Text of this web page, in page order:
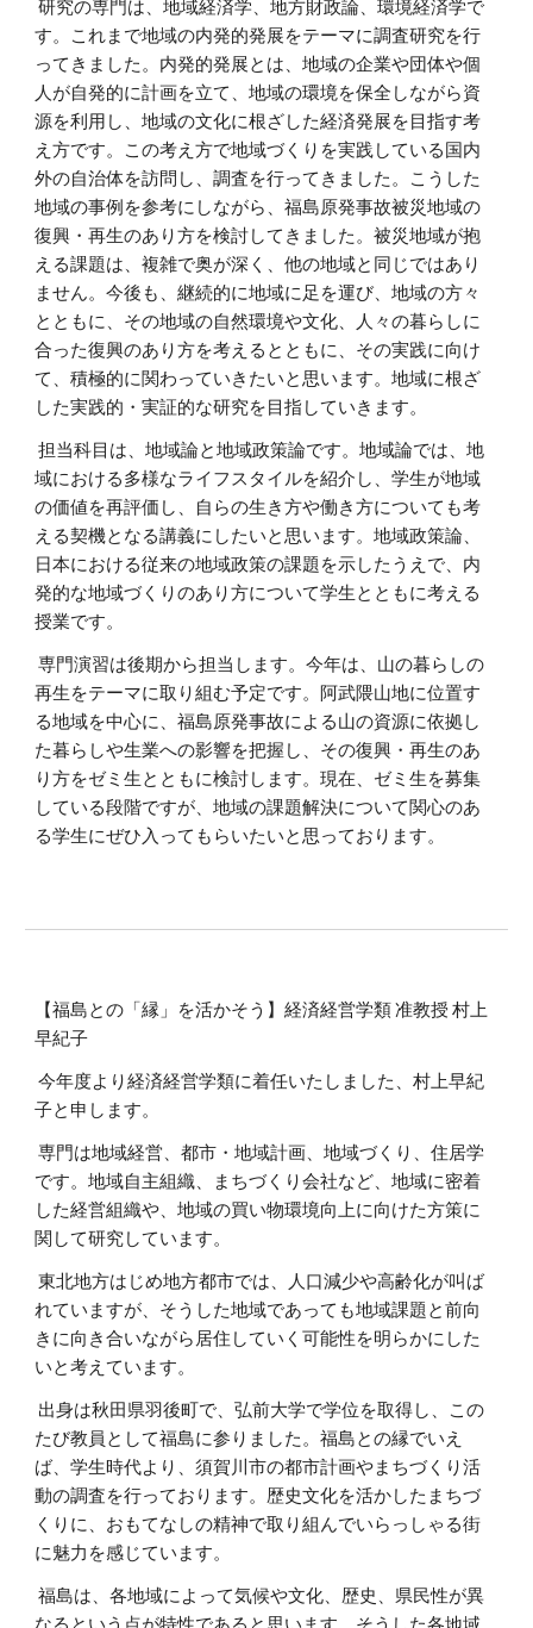
研究の専門は、地域経済学、地方財政論、環境経済学で
す。これまで地域の内発的発展をテーマに調査研究を行
ってきました。内発的発展とは、地域の企業や団体や個
人が自発的に計画を立て、地域の環境を保全しながら資
源を利用し、地域の文化に根ざした経済発展を目指す考
え方です。この考え方で地域づくりを実践している国内
外の自治体を訪問し、調査を行ってきました。こうした
地域の事例を参考にしながら、福島原発事故被災地域の
復興・再生のあり方を検討してきました。被災地域が抱
える課題は、複雑で奥が深く、他の地域と同じではあり
ません。今後も、継続的に地域に足を運び、地域の方々
とともに、その地域の自然環境や文化、人々の暮らしに
合った復興のあり方を考えるとともに、その実践に向け
て、積極的に関わっていきたいと思います。地域に根ざ
した実践的・実証的な研究を目指していきます。
担当科目は、地域論と地域政策論です。地域論では、地
域における多様なライフスタイルを紹介し、学生が地域
の価値を再評価し、自らの生き方や働き方についても考
える契機となる講義にしたいと思います。地域政策論、
日本における従来の地域政策の課題を示したうえで、内
発的な地域づくりのあり方について学生とともに考える
授業です。
専門演習は後期から担当します。今年は、山の暮らしの
再生をテーマに取り組む予定です。阿武隈山地に位置す
る地域を中心に、福島原発事故による山の資源に依拠し
た暮らしや生業への影響を把握し、その復興・再生のあ
り方をゼミ生とともに検討します。現在、ゼミ生を募集
している段階ですが、地域の課題解決について関心のあ
る学生にぜひ入ってもらいたいと思っております。
【福島との「縁」を活かそう】経済経営学類 准教授 村上
早紀子
今年度より経済経営学類に着任いたしました、村上早紀
子と申します。
専門は地域経営、都市・地域計画、地域づくり、住居学
です。地域自主組織、まちづくり会社など、地域に密着
した経営組織や、地域の買い物環境向上に向けた方策に
関して研究しています。
東北地方はじめ地方都市では、人口減少や高齢化が叫ば
れていますが、そうした地域であっても地域課題と前向
きに向き合いながら居住していく可能性を明らかにした
いと考えています。
出身は秋田県羽後町で、弘前大学で学位を取得し、この
たび教員として福島に参りました。福島との縁でいえ
ば、学生時代より、須賀川市の都市計画やまちづくり活
動の調査を行っております。歴史文化を活かしたまちづ
くりに、おもてなしの精神で取り組んでいらっしゃる街
に魅力を感じています。
福島は、各地域によって気候や文化、歴史、県民性が異